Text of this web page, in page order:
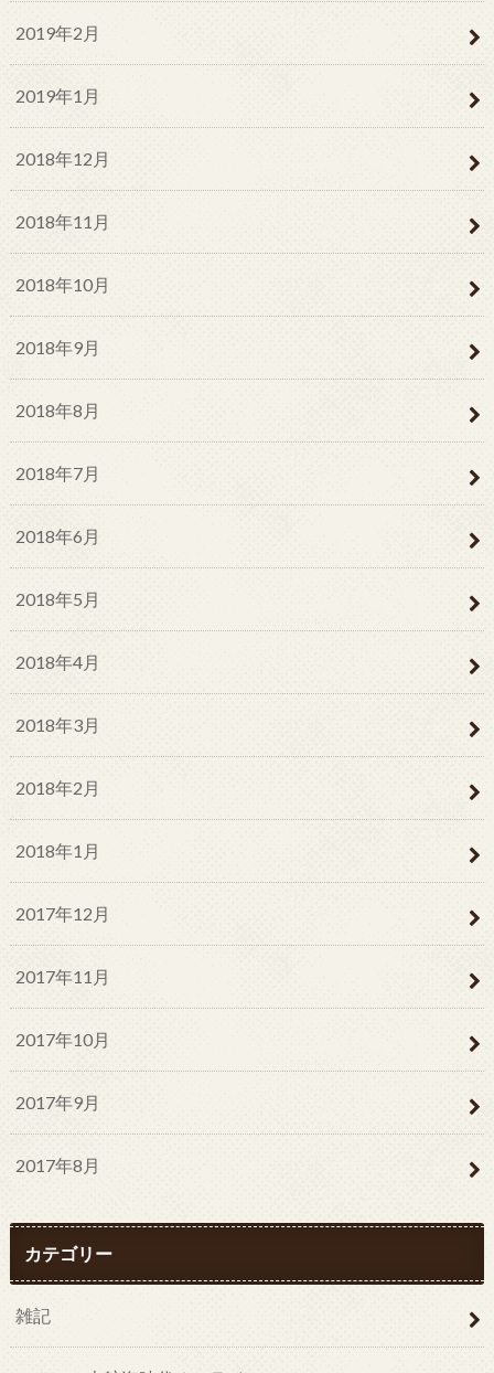
2019年2月
2019年1月
2018年12月
2018年11月
2018年10月
2018年9月
2018年8月
2018年7月
2018年6月
2018年5月
2018年4月
2018年3月
2018年2月
2018年1月
2017年12月
2017年11月
2017年10月
2017年9月
2017年8月
カテゴリー
雑記